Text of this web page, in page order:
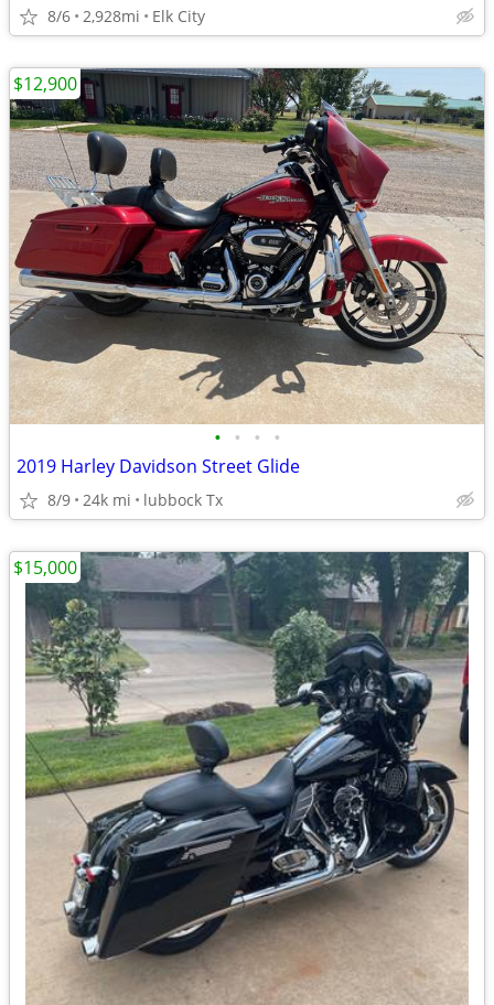
8/6 2,928mi Elk City
• • • •
2019 Harley Davidson Street Glide
8/9 24k mi lubbock Tx
$12,900
$15,000